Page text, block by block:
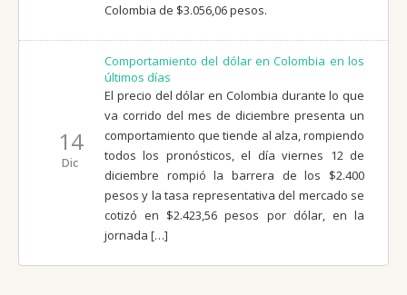
Colombia de $3.056,06 pesos.
14
Dic
Comportamiento del dólar en Colombia en los
últimos días
El precio del dólar en Colombia durante lo que
va corrido del mes de diciembre presenta un
comportamiento que tiende al alza, rompiendo
todos los pronósticos, el día viernes 12 de
diciembre rompió la barrera de los $2.400
pesos y la tasa representativa del mercado se
cotizó en $2.423,56 pesos por dólar, en la
jornada […]